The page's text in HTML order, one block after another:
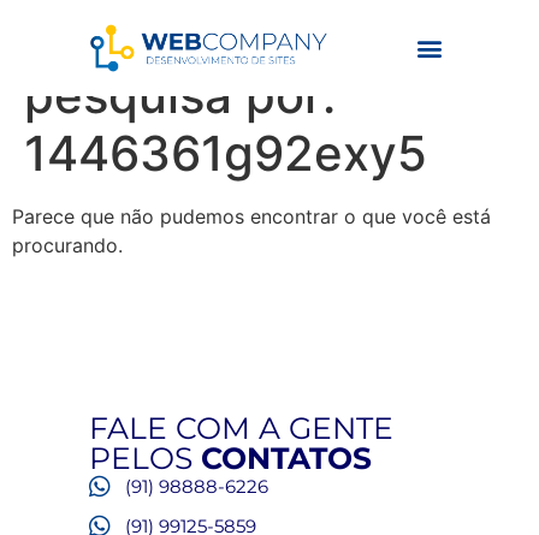
Resultados da
pesquisa por:
1446361g92exy5
Parece que não pudemos encontrar o que você está
procurando.
FALE COM A GENTE
PELOS CONTATOS
(91) 98888-6226
(91) 99125-5859